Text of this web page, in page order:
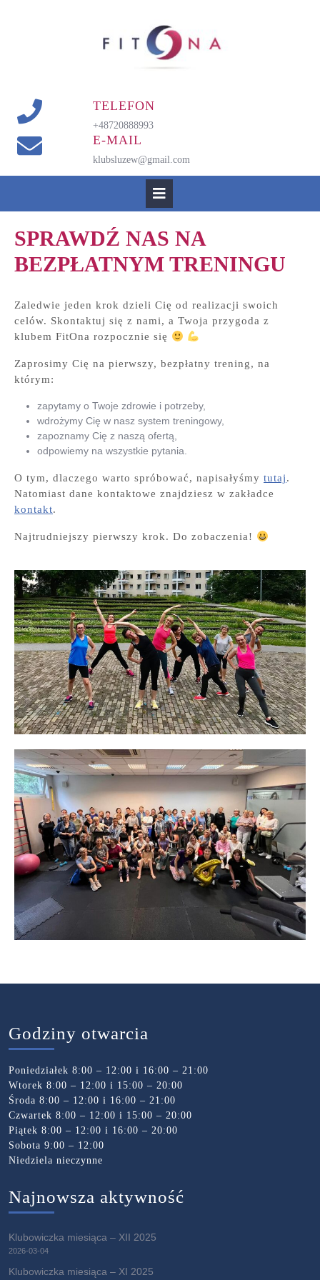
TELEFON
+48720888993
E-MAIL
klubsluzew@gmail.com
Button
SPRAWDŹ NAS NA
BEZPŁATNYM TRENINGU
Zaledwie jeden krok dzieli Cię od realizacji swoich
celów. Skontaktuj się z nami, a Twoja przygoda z
klubem FitOna rozpocznie się
Zaprosimy Cię na pierwszy, bezpłatny trening, na
którym:
zapytamy o Twoje zdrowie i potrzeby,
wdrożymy Cię w nasz system treningowy,
zapoznamy Cię z naszą ofertą,
odpowiemy na wszystkie pytania.
O tym, dlaczego warto spróbować, napisałyśmy tutaj.
Natomiast dane kontaktowe znajdziesz w zakładce
kontakt.
Najtrudniejszy pierwszy krok. Do zobaczenia!
Godziny otwarcia
Poniedziałek 8:00 – 12:00 i 16:00 – 21:00
Wtorek 8:00 – 12:00 i 15:00 – 20:00
Środa 8:00 – 12:00 i 16:00 – 21:00
Czwartek 8:00 – 12:00 i 15:00 – 20:00
Piątek 8:00 – 12:00 i 16:00 – 20:00
Sobota 9:00 – 12:00
Niedziela nieczynne
Najnowsza aktywność
Klubowiczka miesiąca – XII 2025
2026-03-04
Klubowiczka miesiąca – XI 2025